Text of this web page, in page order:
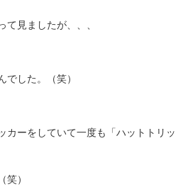
て見ましたが、、、
でした。（笑）
カーをしていて一度も「ハットトリッ
笑）